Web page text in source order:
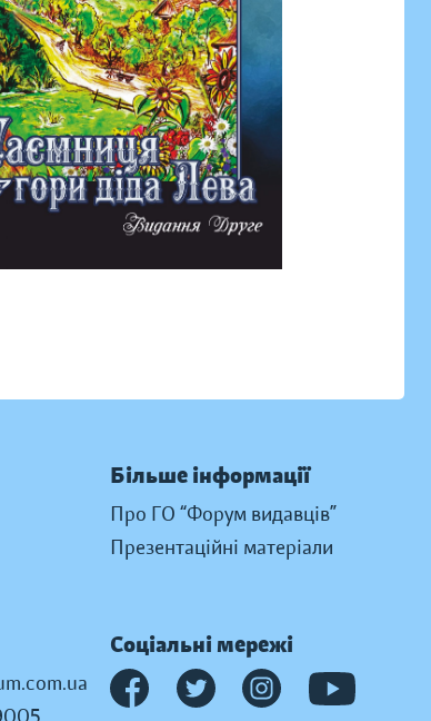
Більше інформації
Про ГО “Форум видавців”
Презентаційні матеріали
Соціальні мережі